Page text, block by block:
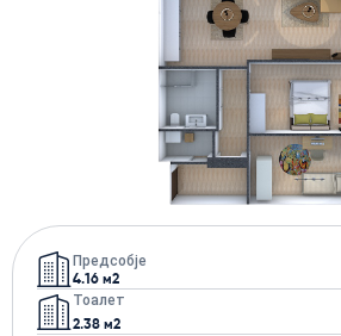
Предсобје
4.16 м2
Тоалет
2.38 м2